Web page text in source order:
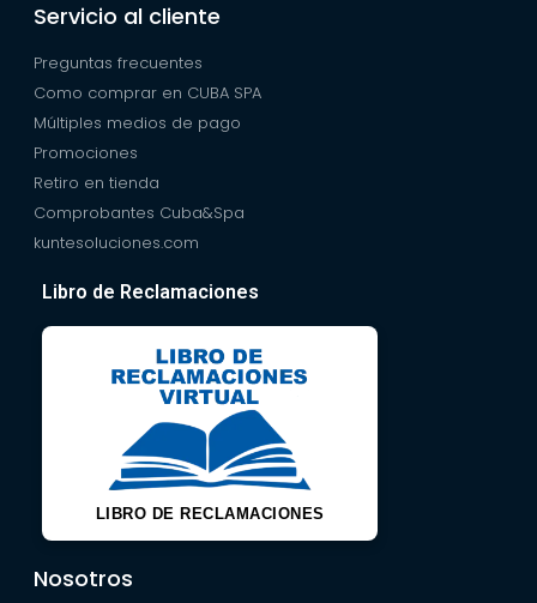
Servicio al cliente
Preguntas frecuentes
Como comprar en CUBA SPA
Múltiples medios de pago
Promociones
Retiro en tienda
Comprobantes Cuba&Spa
kuntesoluciones.com
Libro de Reclamaciones
LIBRO DE RECLAMACIONES
Nosotros